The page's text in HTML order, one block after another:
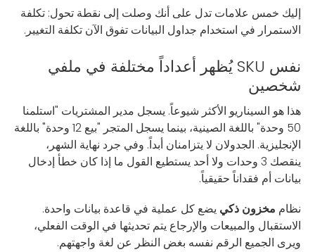
إليك خمس علامات تدل على أنك وصلت إلى نقطة تحول: تكلفة
الاستمرار في استخدام جداول البيانات تفوق الآن تكلفة التغيير.
نفس SKU يُظهر أعداداً مختلفة في ملفي
شخصين
هذا هو السيناريو الأكثر شيوعاً. يسجل مدير المشتريات "استلمنا
50 وحدة" باللغة الصينية، بينما يسجل المتجر "بيع 12 وحدة" باللغة
الإنجليزية. الجدولان لا يتزامنان أبداً. وفي جرد نهاية الشهر،
ينقصك 3 وحدات ولا أحد يستطيع القول ما إذا كان خطأ إدخال
بيانات أم فقداناً حقيقياً.
نظام مخزون ذكي يضع كل عملية في قاعدة بيانات واحدة.
الاستقبال والمبيعات والإرجاع يتم تحديثها في الوقت الفعلي،
ويرى الجميع الرقم نفسه بغض النظر عن لغة واجهتهم.